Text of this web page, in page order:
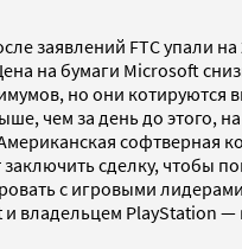
заявлений FTC упали на
на бумаги Microsoft
но они котируются
чем за день до этого,
софтверная
заключить сделку, чтобы
с игровыми
и владельцем PlayStation